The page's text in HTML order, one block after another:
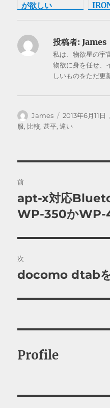
が欲しい
投稿者: James
私は、物欲星の宇
物欲に身を任せ、
しいものをただ更
投
稿
James
投
稿
2013年6月11日
服, 比較,甚平,違い
稿
ナ
ビ
ゲ
ー
シ
前
前
の
稿:
apt-x対応
WP-350かWP-
次
次
投
docomo dtabを
Profile